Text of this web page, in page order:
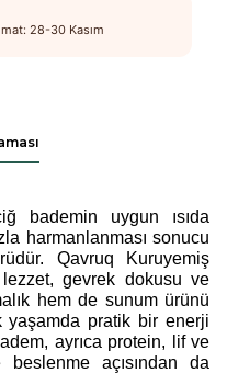
28-30 Kasım
bademin uygun ısıda
harmanlanması sonucu
Qavruq Kuruyemiş
gevrek dokusu ve
hem de sunum ürünü
yaşamda pratik bir enerji
ayrıca protein, lif ve
açısından da